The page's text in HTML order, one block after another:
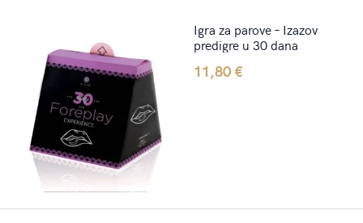
Igra za parove – Izazov
predigre u 30 dana
11,80€